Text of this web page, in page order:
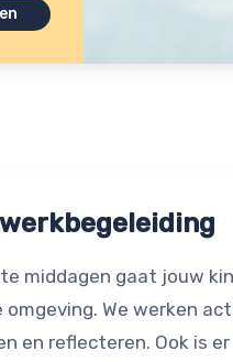
middagen gaat jouw
omgeving. We werken
en reflecteren. Ook is